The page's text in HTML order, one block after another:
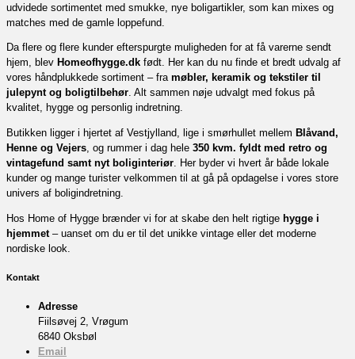
udvidede sortimentet med smukke, nye boligartikler, som kan mixes og
matches med de gamle loppefund.
Da flere og flere kunder efterspurgte muligheden for at få varerne sendt
hjem, blev Homeofhygge.dk født. Her kan du nu finde et bredt udvalg af
vores håndplukkede sortiment – fra møbler, keramik og tekstiler til
julepynt og boligtilbehør. Alt sammen nøje udvalgt med fokus på
kvalitet, hygge og personlig indretning.
Butikken ligger i hjertet af Vestjylland, lige i smørhullet mellem Blåvand,
Henne og Vejers, og rummer i dag hele 350 kvm. fyldt med retro og
vintagefund samt nyt boliginteriør. Her byder vi hvert år både lokale
kunder og mange turister velkommen til at gå på opdagelse i vores store
univers af boligindretning.
Hos Home of Hygge brænder vi for at skabe den helt rigtige hygge i
hjemmet – uanset om du er til det unikke vintage eller det moderne
nordiske look.
Kontakt
Adresse
Fiilsøvej 2, Vrøgum
6840 Oksbøl
Email